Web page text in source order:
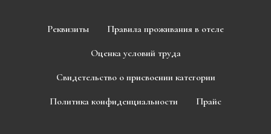
Реквизиты
Правила проживания в отеле
Оценка условий труда
Свидетельство о присвоении категории
Политика конфиденциальности
Прайс